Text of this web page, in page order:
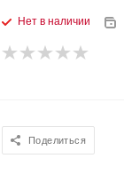
Нет в наличии
Поделиться